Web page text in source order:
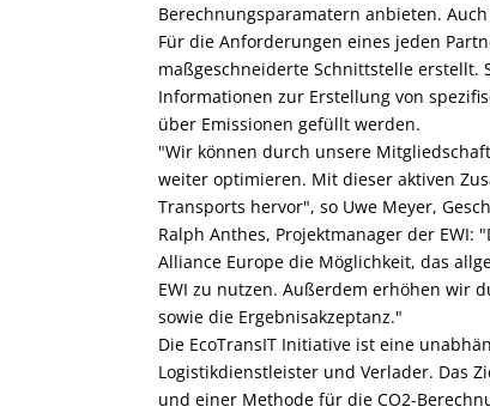
Berechnungsparamatern anbieten.
Für die Anforderungen eines jeden
maßgeschneiderte Schnittstelle
Informationen zur Erstellung von
über Emissionen gefüllt werden.
"Wir können durch unsere
weiter optimieren. Mit dieser aktiven
Transports hervor", so Uwe Meyer,
Ralph Anthes, Projektmanager der
Alliance Europe die Möglichkeit, das
EWI zu nutzen. Außerdem erhöhen wir
sowie die Ergebnisakzeptanz."
Die EcoTransIT Initiative ist eine
Logistikdienstleister und Verlader. Das
und einer Methode für die CO2-